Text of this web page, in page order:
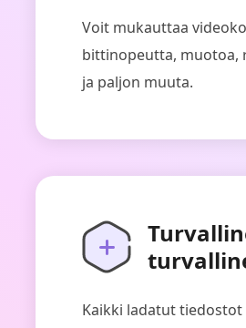
Voit mukauttaa
bittinopeutta, muotoa,
ja paljon muuta.
Kaikki ladatut